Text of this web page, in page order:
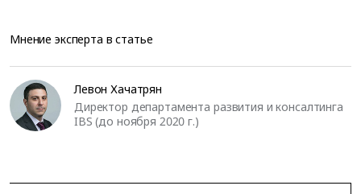
Мнение эксперта в статье
Левон Хачатрян
Директор департамента развития и консалтинга
IBS (до ноября 2020 г.)